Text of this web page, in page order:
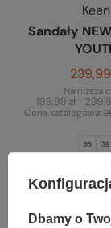
Keen
Sandały
239,99
Najniższa
199,99 zł -
Cena katalogowa:
36 39
Do
Dbamy o